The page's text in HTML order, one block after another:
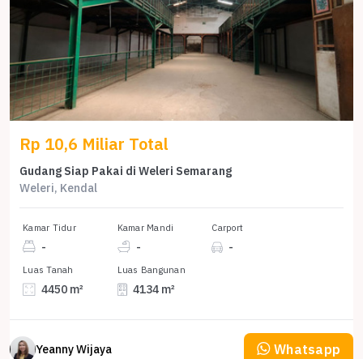
Rp 10,6 Miliar Total
Gudang Siap Pakai di Weleri Semarang
Weleri, Kendal
Kamar Tidur
-
Kamar Mandi
-
Carport
-
Luas Tanah
4450 m²
Luas Bangunan
4134 m²
Yeanny Wijaya Whatsapp